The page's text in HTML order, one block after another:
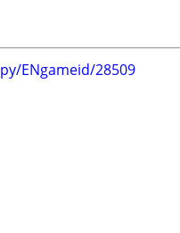
ENgameid/28509